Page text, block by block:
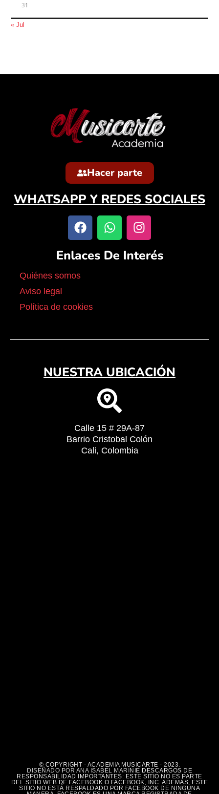
31
« Jul
Hacer parte
WHATSAPP Y REDES SOCIALES
Enlaces De Interés
Quiénes somos
Aviso legal
Política de cookies
NUESTRA UBICACIÓN
Calle 15 # 29A-87
Barrio Cristobal Colón
Cali, Colombia
© COPYRIGHT - ACADEMIA MUSICARTE - 2023.
DISEÑADO POR ANA ISABEL MARINIE DESCARGOS DE
RESPONSABILIDAD IMPORTANTES: ESTE SITIO NO ES PARTE
DEL SITIO WEB DE FACEBOOK O FACEBOOK, INC. ADEMÁS, ESTE
SITIO NO ESTÁ RESPALDADO POR FACEBOOK DE NINGUNA